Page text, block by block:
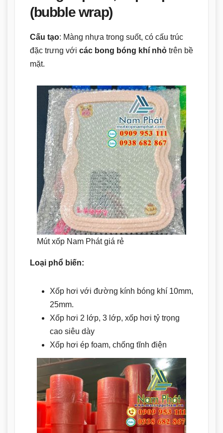
(bubble wrap)
Cấu tạo: Màng nhựa trong suốt, có cấu trúc
đặc trưng với các bong bóng khí nhỏ trên bề
mặt.
Mút xốp Nam Phát giá rẻ
Loại phổ biến:
Xốp hơi với đường kính bóng khí 10mm,
25mm.
Xốp hơi 2 lớp, 3 lớp, xốp hơi tỷ trọng
cao siêu dày
Xốp hơi ép foam, chống tĩnh điện